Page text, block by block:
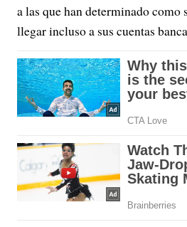
a las que han determinado como
llegar incluso a sus cuentas